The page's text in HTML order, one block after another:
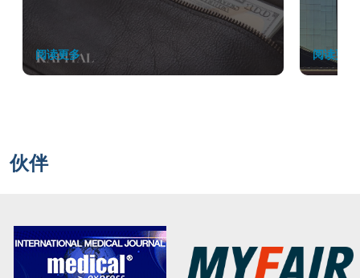
阅读更多 阅读更多
伙伴